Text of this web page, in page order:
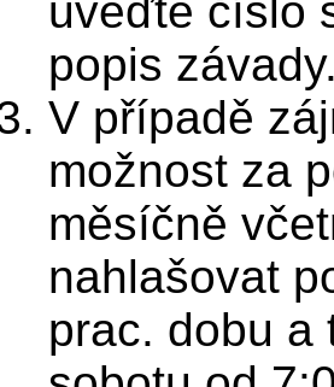
uveďte číslo
popis závady.
V případě
možnost za
měsíčně
nahlašovat
prac. dobu a